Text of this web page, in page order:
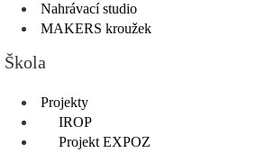
Nahrávací studio
MAKERS kroužek
Škola
Projekty
IROP
Projekt EXPOZ